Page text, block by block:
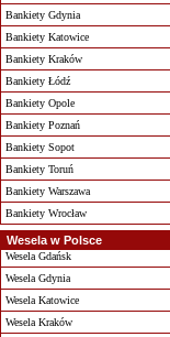
Bankiety Gdynia
Bankiety Katowice
Bankiety Kraków
Bankiety Łódź
Bankiety Opole
Bankiety Poznań
Bankiety Sopot
Bankiety Toruń
Bankiety Warszawa
Bankiety Wrocław
Wesela w Polsce
Wesela Gdańsk
Wesela Gdynia
Wesela Katowice
Wesela Kraków